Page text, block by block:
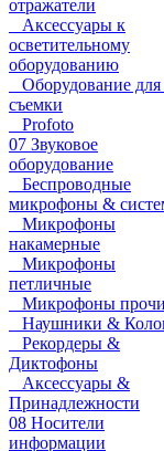
отражатели
Аксессуары к
осветительному
оборудованию
Оборудование для
съемки
Profoto
07 Звуковое
оборудование
Беспроводные
микрофоны &
Микрофоны
накамерные
Микрофоны
петличные
Микрофоны
Наушники &
Рекордеры &
Диктофоны
Аксессуары &
Принадлежности
08 Носители
информации